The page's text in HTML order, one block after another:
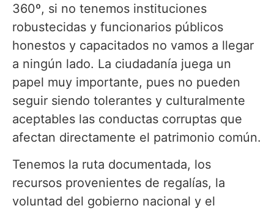
360º, si no tenemos instituciones
robustecidas y funcionarios públicos
honestos y capacitados no vamos a llegar
a ningún lado. La ciudadanía juega un
papel muy importante, pues no pueden
seguir siendo tolerantes y culturalmente
aceptables las conductas corruptas que
afectan directamente el patrimonio común.
Tenemos la ruta documentada, los
recursos provenientes de regalías, la
voluntad del gobierno nacional y el